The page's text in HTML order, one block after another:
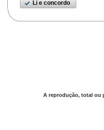
Li e concordo
A reprodução, total ou